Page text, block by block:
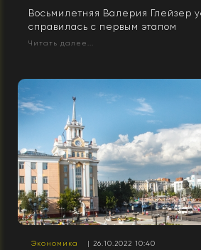
Восьмилетняя Валерия Глейзер
справилась с первым этапом
Читать далее...
Экономика | 26.10.2022 10:40